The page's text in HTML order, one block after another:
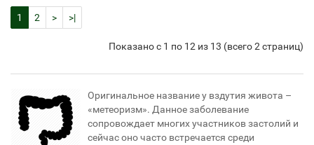
1 2 > >|
Показано с 1 по 12 из 13 (всего 2 страниц)
Оригинальное название у вздутия живота –
«метеоризм». Данное заболевание
сопровождает многих участников застолий и
сейчас оно часто встречается среди